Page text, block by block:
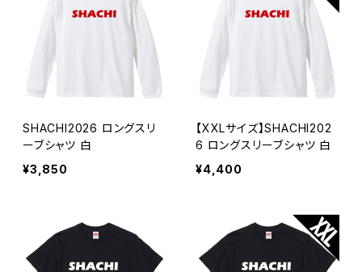
SHACHI2026 ロングスリ
ーブシャツ 白
¥3,850
【XXLサイズ】SHACHI202
6 ロングスリーブシャツ 白
¥4,400